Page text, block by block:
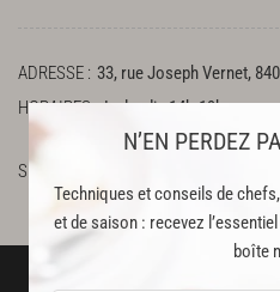
N’EN PERDEZ
Techniques et conseils de
et de saison : recevez
boîte
ADRESSE
33, rue Joseph Vernet,
HORAIRES
Le lundi : 14h-19h
Du mardi au samedi :
SUR LE WEB